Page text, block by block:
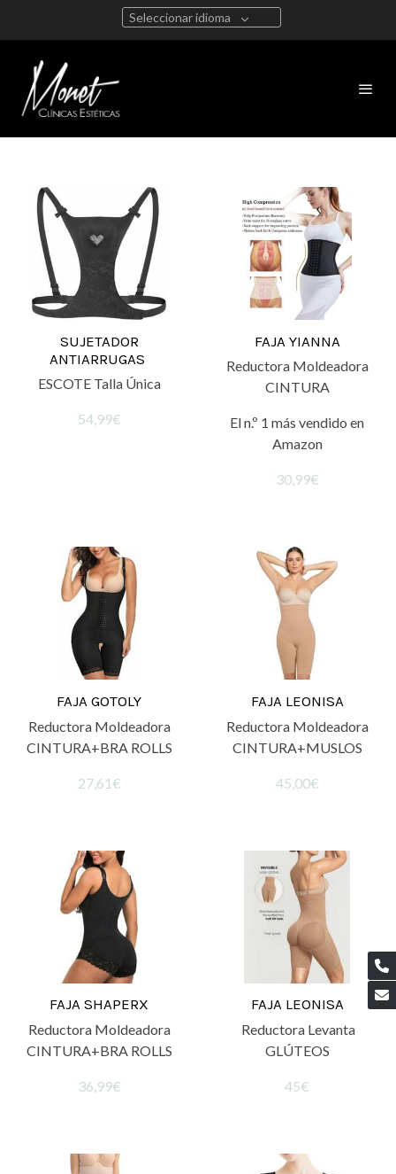
Seleccionar idioma
SUJETADOR
ANTIARRUGAS
ESCOTE Talla Única
54,99€
FAJA YIANNA
Reductora Moldeadora
CINTURA
El n.º 1 más vendido en
Amazon
30,99€
FAJA GOTOLY
Reductora Moldeadora
CINTURA+BRA ROLLS
27,61€
FAJA LEONISA
Reductora Moldeadora
CINTURA+MUSLOS
45,00€
FAJA SHAPERX
Reductora Moldeadora
CINTURA+BRA ROLLS
36,99€
FAJA LEONISA
Reductora Levanta
GLÚTEOS
45€